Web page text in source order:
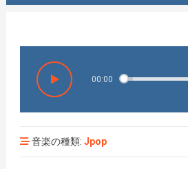
00:00
音楽の種類: Jpop